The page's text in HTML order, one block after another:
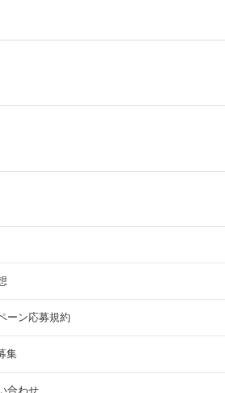
ーン応募規約
集
合わせ